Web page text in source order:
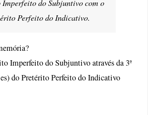
do Subjuntivo com o
Perfeito do Indicativo.
Imperfeito do Subjuntivo através da 3ª
do Pretérito Perfeito do Indicativo